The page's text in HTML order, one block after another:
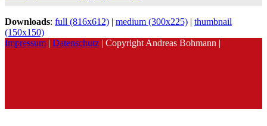
Downloads: full (816x612) | medium (300x225) | thumbnail
(150x150)
Impressum | Datenschutz | Copyright Andreas Bohmann |